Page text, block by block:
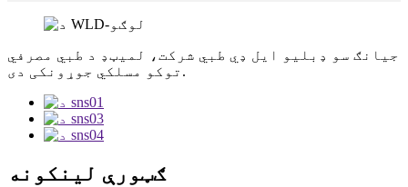
جیانګ سو ډبلیو ایل ډي طبي شرکت، لمیټډ د طبي مصرفي
توکو مسلکي جوړونکی دی.
ګټورې لینکونه